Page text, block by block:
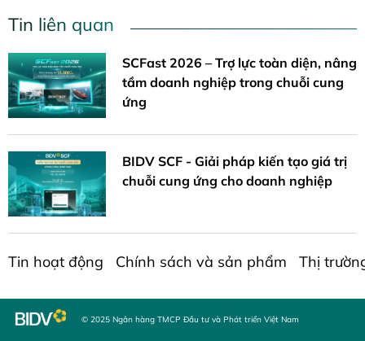
Tin liên quan
SCFast 2026 – Trợ lực toàn diện, nâng
tầm doanh nghiệp trong chuỗi cung
ứng
BIDV SCF - Giải pháp kiến tạo giá trị
chuỗi cung ứng cho doanh nghiệp
Tin hoạt động Chính sách và sản phẩm Thị
© 2025 Ngân hàng TMCP Đầu tư và Phát triển Việt Nam